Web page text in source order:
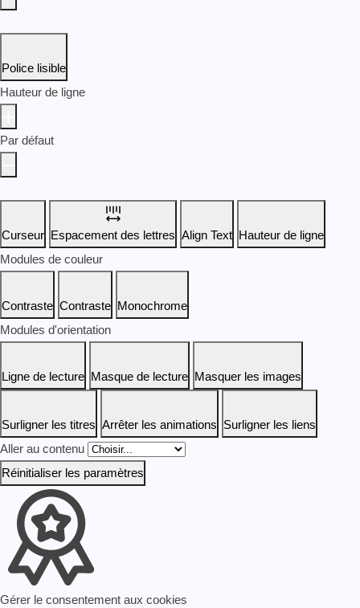
Police lisible
Hauteur de ligne
Par défaut
Curseur Espacement des lettres Align Text Hauteur de ligne
Modules de couleur
Contraste Contraste Monochrome
Modules d'orientation
Ligne de lecture Masque de lecture Masquer les images
Surligner les titres Arrêter les animations Surligner les liens
Aller au contenu
Réinitialiser les paramètres
Gérer le consentement aux cookies